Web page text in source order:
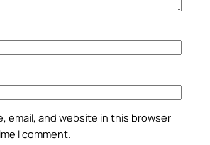
email, and website in this browser
I comment.